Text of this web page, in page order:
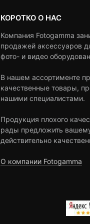
КОРОТКО О НАС
Компания Fotogamma
продажей аксессуаров
фото- и видео
В нашем ассортименте
качественные товары,
нашими специалистами.
Продукция плохого
рады предложить
действительно
О компании Fotogamma